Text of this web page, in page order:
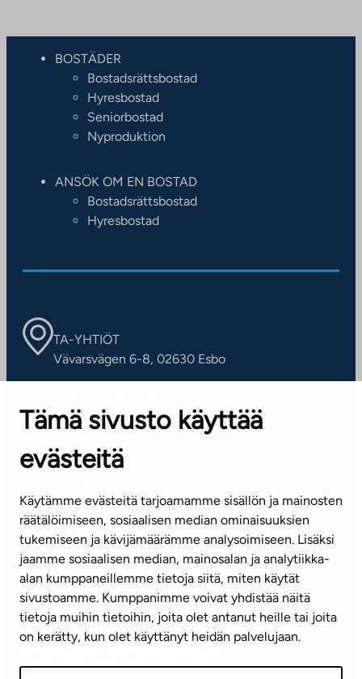
Tämä sivusto käyttää
evästeitä
Käytämme evästeitä tarjoamamme sisällön ja mainosten
räätälöimiseen, sosiaalisen median ominaisuuksien
tukemiseen ja kävijämäärämme analysoimiseen. Lisäksi
jaamme sosiaalisen median, mainosalan ja analytiikka-
alan kumppaneillemme tietoja siitä, miten käytät
sivustoamme. Kumppanimme voivat yhdistää näitä
tietoja muihin tietoihin, joita olet antanut heille tai joita
on kerätty, kun olet käyttänyt heidän palvelujaan.
BOSTÄDER
Bostadsrättsbostad
Hyresbostad
Seniorbostad
Nyproduktion
ANSÖK OM EN BOSTAD
Bostadsrättsbostad
Hyresbostad
TA-YHTIÖT
Vävarsvägen 6-8, 02630 Esbo
Kontaktinformation
KUNDSERVICE
(vardagar kl. 8–16)
info@ta.fi
Nyhetsbrev (på finska)